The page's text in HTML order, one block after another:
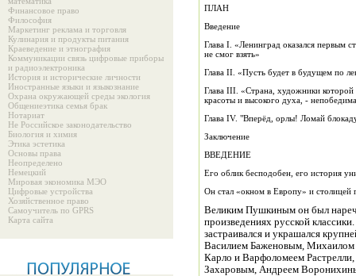
Финансовое право
Философия
Маркетинг реклама и торговля
Кулинария и продукты питания
Краеведение и этнография
Коммуникации связь цифровые приборы
и радиоэлектроника
История и исторические личности
Иностранные языки и языкознание
Охрана окружающей среды экология
Общениеэтика семья брак
Нотариат
Не Российское законодательство
Биология и химия
Этика эстетика
Основы права
Неопределено
Немецкий
Мировая экономика МЭО
Цифровые устройства
Хозяйственное право
Самоучитель по GPRS
Карта сайта
ПЛАН
Введение
Глава I. «Ленинград оказался первым
не смог взять»
Глава II. «Пусть будет в будущем по
Глава III. «Страна, художники которой
красоты и высокого духа, -
Глава IV. "Вперёд, орлы! Ломай
Заключение
ВВЕДЕНИЕ
Его облик бесподобен, его история
Он стал «окном в Европу» и столицей
Великим Пушкиным он был
произведениях русской
застраивался и украшался
Василием Баженовым,
Карло и Варфоломеем
Захаровым, Андреем